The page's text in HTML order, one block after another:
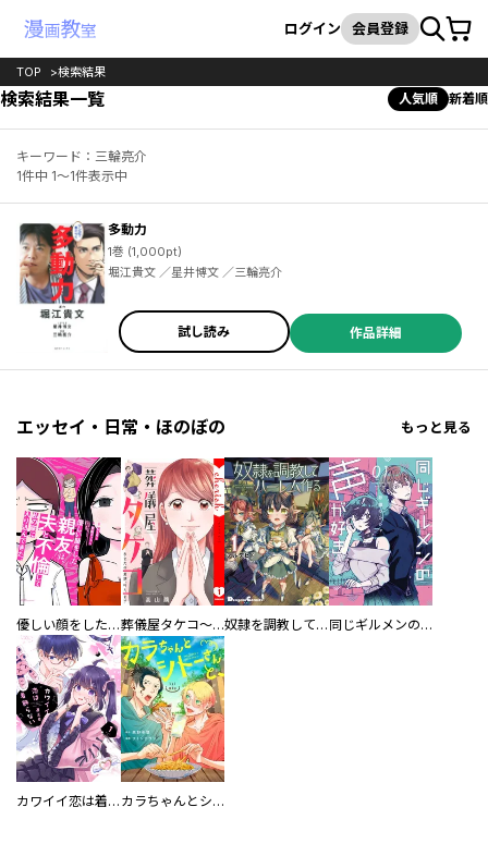
検索
ログイン 会員登録カート
TOP 検索結果
検索結果一覧 人気順 新着順
キーワード：三輪亮介
1件中 1～1件表示中
多動力
1巻 (1,000pt)
堀江貴文 ／星井博文 ／三輪亮介
試し読み 作品詳細
エッセイ・日常・ほのぼの もっと見る
優しい顔をした親友は、夫と不倫して私の家に入り込んできた。 葬儀屋タケコ～あなたの最期、叶えます【電子単行本版】 奴隷を調教してハーレム作る 同じギルメンの声が好き
カワイイ恋は着飾らない カラちゃんとシトーさんと、 【分冊版】